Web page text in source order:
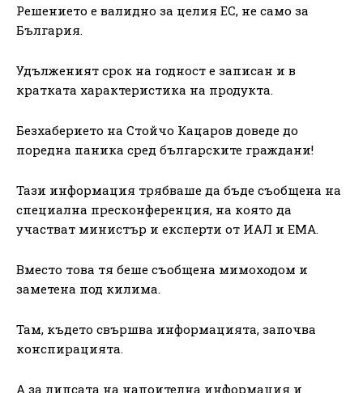
Решението е валидно за целия ЕС, не само за
България.
Удълженият срок на годност е записан и в
кратката характеристика на продукта.
Безхаберието на Стойчо Кацаров доведе до
поредна паника сред българските граждани!
Тази информация трябваше да бъде съобщена на
специална пресконференция, на която да
участват министър и експерти от ИАЛ и ЕМА.
Вместо това тя беше съобщена мимоходом и
заметена под килима.
Там, където свършва информацията, започва
конспирацията.
А за липсата на напоителна информация и